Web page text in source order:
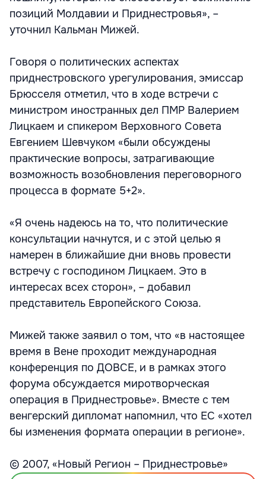
позиций Молдавии и Приднестровья», –
уточнил Кальман Мижей.
Говоря о политических аспектах
приднестровского урегулирования, эмиссар
Брюсселя отметил, что в ходе встречи с
министром иностранных дел ПМР Валерием
Лицкаем и спикером Верховного Совета
Евгением Шевчуком «были обсуждены
практические вопросы, затрагивающие
возможность возобновления переговорного
процесса в формате 5+2».
«Я очень надеюсь на то, что политические
консультации начнутся, и с этой целью я
намерен в ближайшие дни вновь провести
встречу с господином Лицкаем. Это в
интересах всех сторон», – добавил
представитель Европейского Союза.
Мижей также заявил о том, что «в настоящее
время в Вене проходит международная
конференция по ДОВСЕ, и в рамках этого
форума обсуждается миротворческая
операция в Приднестровье». Вместе с тем
венгерский дипломат напомнил, что ЕС «хотел
бы изменения формата операции в регионе».
© 2007, «Новый Регион – Приднестровье»